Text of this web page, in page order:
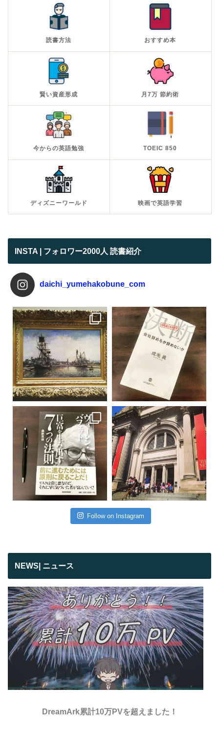
読書方法 おすすめ本
賢い資産形成 月7万 節約術
今からの英語勉強 TOEIC 850
ディズニーワールド 映画で英語学習
INSTA | フォロワー2000人 読書紹介
daichi_yumehakobune_com
Follow on Instagram
NEWS| ニュース
DreamArk累計10万PVを超えました！